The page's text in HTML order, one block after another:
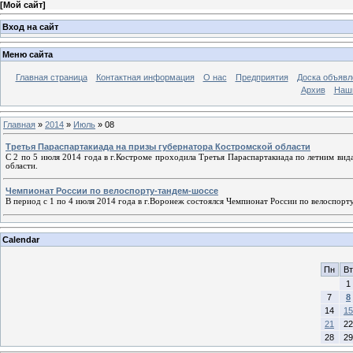
[Мой сайт]
Вход на сайт
Меню сайта
Главная страница Контактная информация О нас Предприятия
Доска
Архив
Главная » 2014 » Июль » 08
Третья Параспартакиада на призы губернатора Костромской области
С 2 по 5 июля 2014 года в г.Костроме проходила Третья Параспартакиада по летним
области.
Чемпионат России по велоспорту-тандем-шоссе
В период с 1 по 4 июля 2014 года в г.Воронеж состоялся Чемпионат России по
Calendar
Пн
Вт
1
7
8
14
15
21
22
28
29